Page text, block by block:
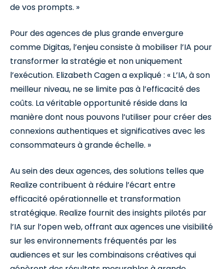
de vos prompts. »
Pour des agences de plus grande envergure
comme Digitas, l’enjeu consiste à mobiliser l’IA pour
transformer la stratégie et non uniquement
l’exécution. Elizabeth Cagen a expliqué : « L’IA, à son
meilleur niveau, ne se limite pas à l’efficacité des
coûts. La véritable opportunité réside dans la
manière dont nous pouvons l’utiliser pour créer des
connexions authentiques et significatives avec les
consommateurs à grande échelle. »
Au sein des deux agences, des solutions telles que
Realize contribuent à réduire l’écart entre
efficacité opérationnelle et transformation
stratégique. Realize fournit des insights pilotés par
l’IA sur l’open web, offrant aux agences une visibilité
sur les environnements fréquentés par les
audiences et sur les combinaisons créatives qui